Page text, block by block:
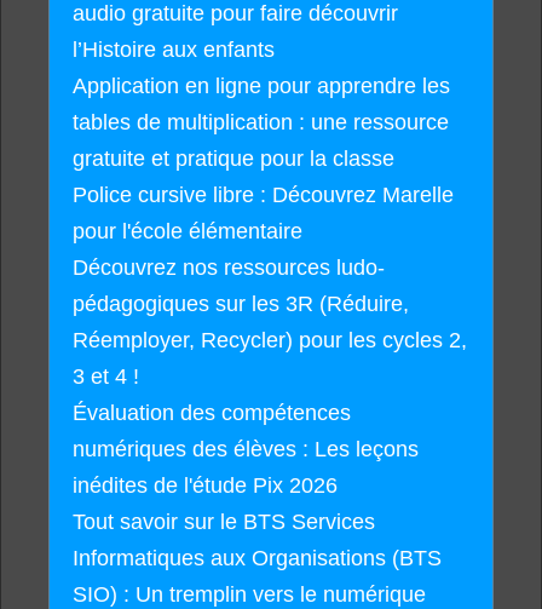
audio gratuite pour faire découvrir
l’Histoire aux enfants
Application en ligne pour apprendre les
tables de multiplication : une ressource
gratuite et pratique pour la classe
Police cursive libre : Découvrez Marelle
pour l'école élémentaire
Découvrez nos ressources ludo-
pédagogiques sur les 3R (Réduire,
Réemployer, Recycler) pour les cycles 2,
3 et 4 !
Évaluation des compétences
numériques des élèves : Les leçons
inédites de l'étude Pix 2026
Tout savoir sur le BTS Services
Informatiques aux Organisations (BTS
SIO) : Un tremplin vers le numérique